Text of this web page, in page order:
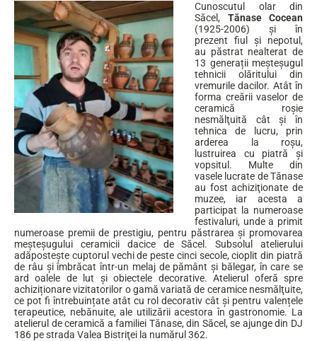
Cunoscutul olar din
Săcel, Tănase Cocean
(1925-2006) și în
prezent fiul și nepotul,
au păstrat nealterat de
13 generații meșteșugul
tehnicii olăritului din
vremurile dacilor. Atât în
forma creării vaselor de
ceramică roşie
nesmălţuită cât şi în
tehnica de lucru, prin
arderea la roşu,
lustruirea cu piatră și
vopsitul. Multe din
vasele lucrate de Tănase
au fost achiziţionate de
muzee, iar acesta a
participat la numeroase
festivaluri, unde a primit
numeroase premii de prestigiu, pentru păstrarea și promovarea
meșteșugului ceramicii dacice de Săcel. Subsolul atelierului
adăpostește cuptorul vechi de peste cinci secole, cioplit din piatră
de râu și îmbrăcat într-un melaj de pământ și bălegar, în care se
ard oalele de lut şi obiectele decorative. Atelierul oferă spre
achiziționare vizitatorilor o gamă variată de ceramice nesmălţuite,
ce pot fi întrebuințate atât cu rol decorativ cât și pentru valențele
terapeutice, nebănuite, ale utilizării acestora în gastronomie. La
atelierul de ceramică a familiei Tănase, din Săcel, se ajunge din DJ
186 pe strada Valea Bistriţei la numărul 362.